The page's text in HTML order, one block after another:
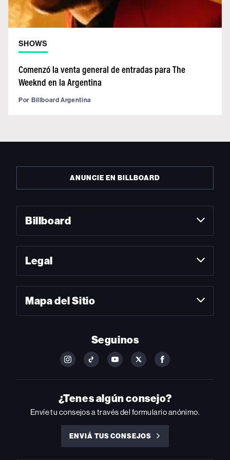
SHOWS
Comenzó la venta general de entradas para The
Weeknd en la Argentina
Por Billboard Argentina
ANUNCIE EN BILLBOARD
Billboard
Legal
Mapa del Sitio
Seguinos
FOLLOW
ON
INSTAGRAM
FOLLOW
ON
YOUTUBE
FOLLOW
ON
YOUTUBE
FOLLOW
ON
FOLLOW
ON
FACEBOOK
¿Tenes algún consejo?
Envíe tu consejos a través del formulario anónimo.
ENVIÁ TUS CONSEJOS
ENVIÁ